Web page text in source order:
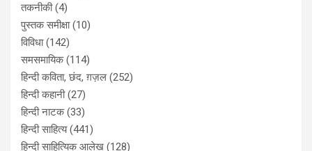
तकनीकी(4)
पुस्‍तक समीक्षा(10)
विविधा(142)
समसमायिक(114)
हिन्दी कविता, छंद, ग़ज़ल (252)
हिन्दी कहानी(27)
हिन्‍दी नाटक(33)
हिन्दी साहित्य(441)
हिन्दी साहित्यिक आलेख (128)